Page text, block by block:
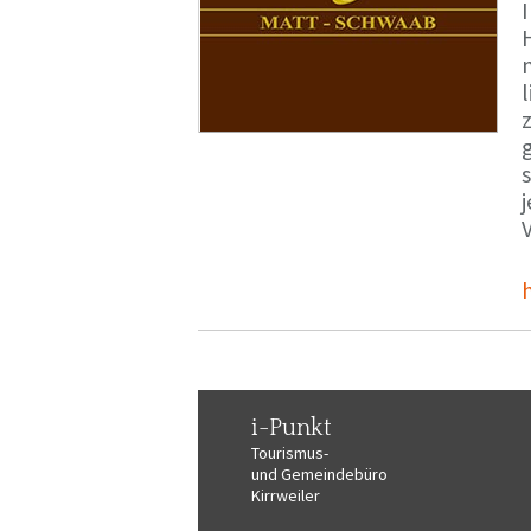
i-Punkt
Tourismus-
und Gemeindebüro
Kirrweiler